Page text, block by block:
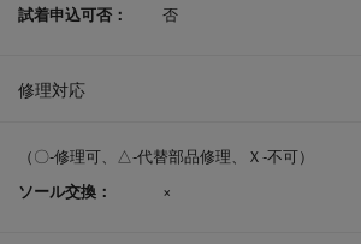
試着申込可否：
否
修理対応
（〇-修理可、△-代替部品修理、Ｘ-不可）
ソール交換：
×